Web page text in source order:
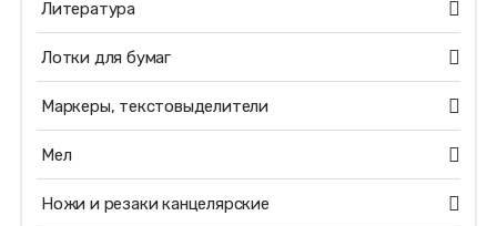
Литература
Лотки для бумаг
Маркеры, текстовыделители
Мел
Ножи и резаки канцелярские